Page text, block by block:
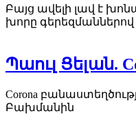
Բայց ավելի լավ է
խորը գերեզմաններով
Պաուլ Ցելան.
Corona
Բախմանին